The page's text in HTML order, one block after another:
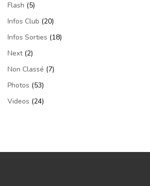
Flash (5)
Infos Club (20)
Infos Sorties (18)
Next(2)
Non Classé (7)
Photos (53)
Videos (24)